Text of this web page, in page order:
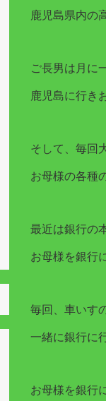
鹿児島県内の
ご長男は月に
鹿児島に行き
そして、毎回
お母様の各種
最近は銀行の
お母様を銀行
毎回、車いす
一緒に銀行に
お母様を銀行